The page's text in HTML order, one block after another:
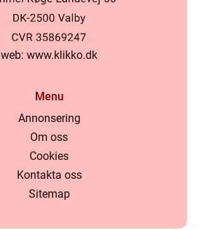
web: www.klikko.dk
Menu
Annonsering
Om oss
Cookies
Kontakta oss
Sitemap